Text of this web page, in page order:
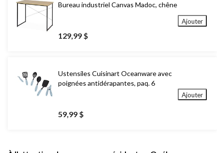
Bureau industriel Canvas Madoc, chêne
129,99 $
Ajouter
Ustensiles Cuisinart Oceanware avec
poignées antidérapantes, paq. 6
59,99 $
Ajouter